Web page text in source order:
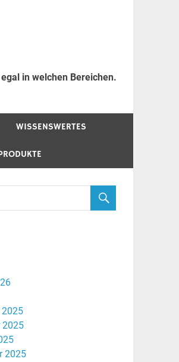
in welchen Bereichen.
WISSENSWERTES
2025
2025
2025